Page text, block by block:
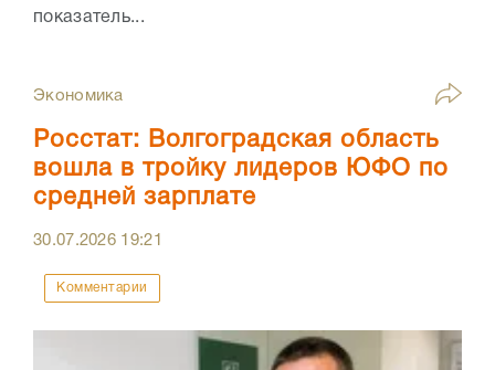
показатель...
Экономика
Росстат: Волгоградская область
вошла в тройку лидеров ЮФО по
средней зарплате
30.07.2026 19:21
Комментарии